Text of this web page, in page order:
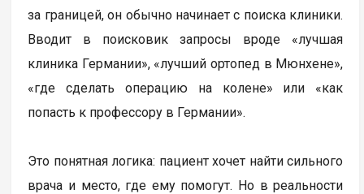
за границей, он обычно начинает с поиска клиники.
Вводит в поисковик запросы вроде «лучшая
клиника Германии», «лучший ортопед в Мюнхене»,
«где сделать операцию на колене» или «как
попасть к профессору в Германии».
Это понятная логика: пациент хочет найти сильного
врача и место, где ему помогут. Но в реальности